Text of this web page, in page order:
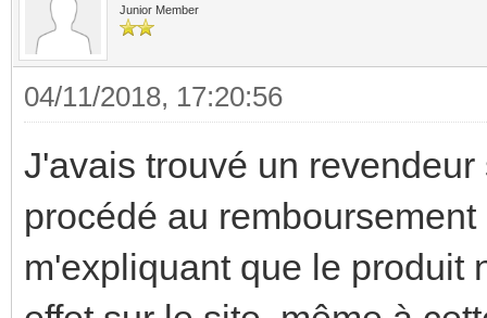
Junior Member
04/11/2018, 17:20:56
J'avais trouvé un
procédé au
m'expliquant que le produit